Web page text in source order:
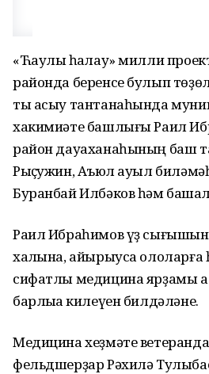
«Ћаулыҡ һаҡлау» милли
районда беренсе булып
ты асыу тантанаһында
хакимиәте башлығы Раил
район дауаханаһының баш
Рыҫҡужин, Аҡъюл ауыл
Буранбай Илбәков һәм
Раил Ибраһимов үҙ
халҡына, айырыуса ололарға
сифатлы медицина ярҙамы
барлыҡҡа килеүен билдәләне.
Медицина хеҙмәте
фельдшерҙар Рәхилә